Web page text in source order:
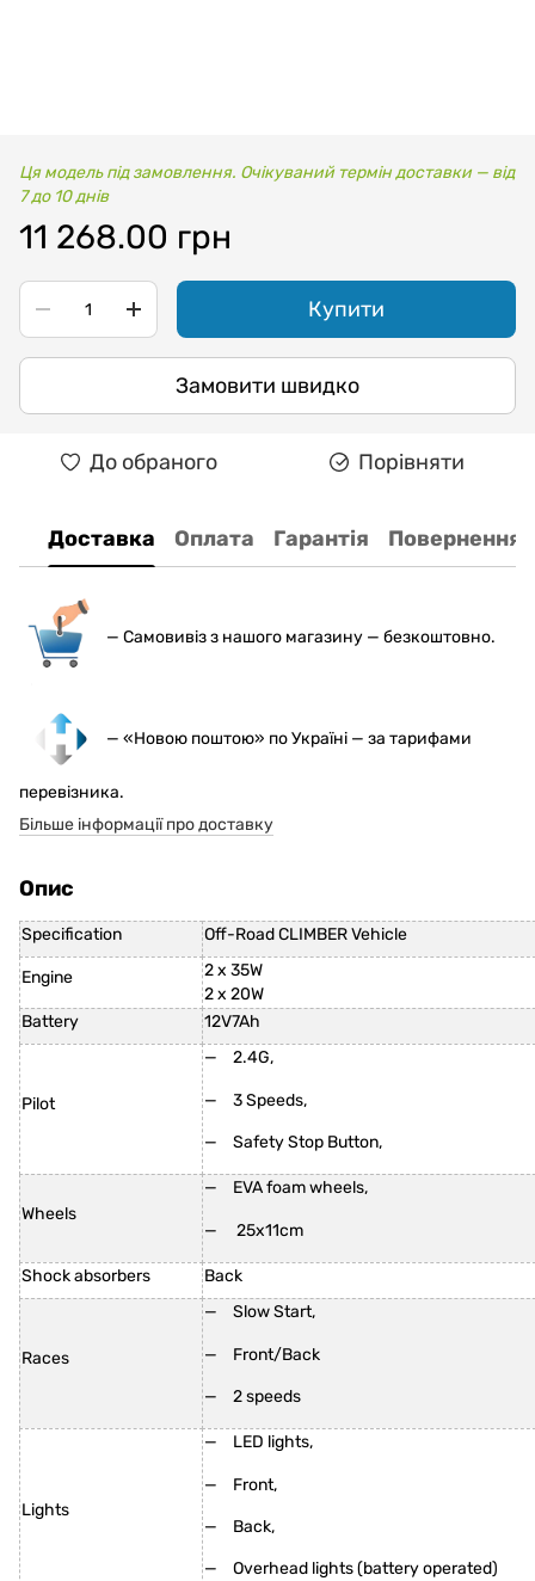
Ця модель під замовлення. Очікуваний термін доставки — від
7 до 10 днів
11 268.00 грн
Купити
Замовити швидко
До обраного Порівняти
Доставка Оплата Гарантія Повернення
— Самовивіз з нашого магазину — безкоштовно.
— «Новою поштою» по Україні — за тарифами
перевізника.
Більше інформації про доставку
Опис
Specification Off-Road CLIMBER Vehicle
Engine
2 x 35W
2 x 20W
Battery
12V7Ah
Pilot
2.4G,
3 Speeds,
Safety Stop Button,
Wheels
EVA foam wheels,
25x11cm
Shock absorbers Back
Races
Slow Start,
Front/Back
2 speeds
Lights
LED lights,
Front,
Back,
Overhead lights (battery operated)